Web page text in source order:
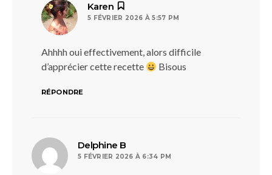
Karen
5 FÉVRIER 2026 À 5:57 PM
Ahhhh oui effectivement, alors difficile
d’apprécier cette recette
Bisous
RÉPONDRE
Delphine B
5 FÉVRIER 2026 À 6:34 PM